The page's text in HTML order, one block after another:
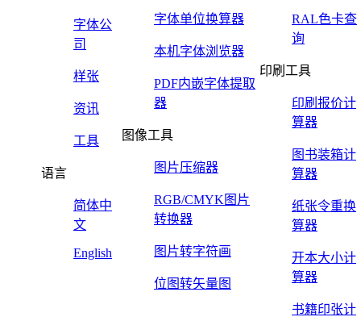
字体公
司
样张
资讯
工具
语言
简体中
文
English
字体单位换算器
本机字体浏览器
PDF内嵌字体提取
器
图像工具
图片压缩器
RGB/CMYK图片
转换器
图片转字符画
位图转矢量图
RAL色卡查
询
印刷工具
印刷报价计
算器
图书装箱计
算器
纸张令重换
算器
开本大小计
算器
书籍印张计